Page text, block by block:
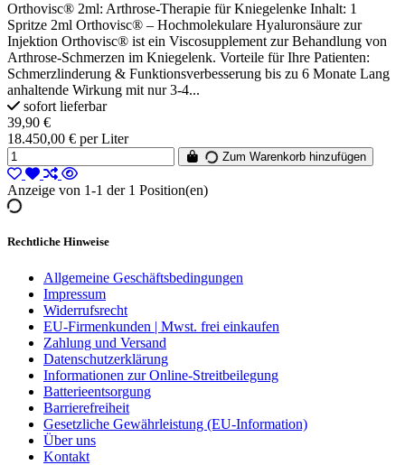
Orthovisc® 2ml: Arthrose-Therapie für Kniegelenke Inhalt: 1
Spritze 2ml Orthovisc® – Hochmolekulare Hyaluronsäure zur
Injektion Orthovisc® ist ein Viscosupplement zur Behandlung von
Arthrose-Schmerzen im Kniegelenk. Vorteile für Ihre Patienten:
Schmerzlinderung & Funktionsverbesserung bis zu 6 Monate Lang
anhaltende Wirkung mit nur 3-4...
sofort lieferbar
39,90 €
18.450,00 € per Liter
Zum Warenkorb hinzufügen
Anzeige von 1-1 der 1 Position(en)
Rechtliche Hinweise
Allgemeine Geschäftsbedingungen
Impressum
Widerrufsrecht
EU-Firmenkunden | Mwst. frei einkaufen
Zahlung und Versand
Datenschutzerklärung
Informationen zur Online-Streitbeilegung
Batterieentsorgung
Barrierefreiheit
Gesetzliche Gewährleistung (EU-Information)
Über uns
Kontakt